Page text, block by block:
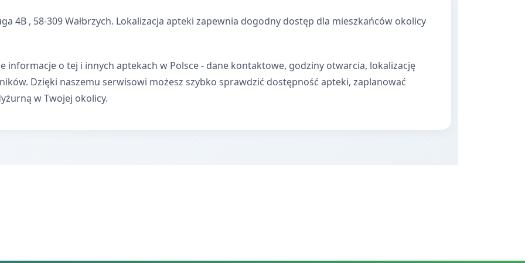
4B , 58-309 Wałbrzych. Lokalizacja apteki zapewnia dogodny dostęp dla mieszkańców okolicy
informacje o tej i innych aptekach w Polsce - dane kontaktowe, godziny otwarcia, lokalizację
Dzięki naszemu serwisowi możesz szybko sprawdzić dostępność apteki, zaplanować
w Twojej okolicy.